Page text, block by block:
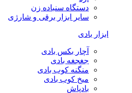
دستگاه سنباده زن
سایر ابزار برقی و شارژی
ابزار بادی
آچار بکس بادی
جغجغه بادی
منگنه کوب بادی
میخ کوب بادی
بادپاش